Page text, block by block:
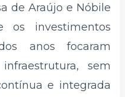
de Araújo e Nóbile
os investimentos
anos focaram
sem
e integrada